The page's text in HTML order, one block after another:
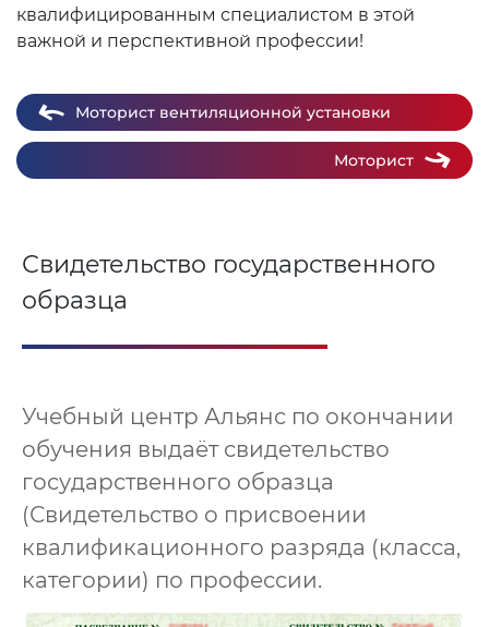
квалифицированным специалистом в этой
важной и перспективной профессии!
Моторист вентиляционной установки
Моторист
Свидетельство государственного
образца
Учебный центр Альянс по окончании
обучения выдаёт свидетельство
государственного образца
(Свидетельство о присвоении
квалификационного разряда (класса,
категории) по профессии.